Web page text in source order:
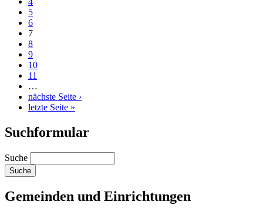
5
6
7
8
9
10
11
…
nächste Seite ›
letzte Seite »
Suchformular
Suche
Gemeinden und Einrichtungen